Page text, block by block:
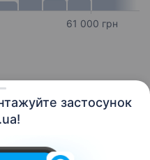
застосунок
61 000 грн